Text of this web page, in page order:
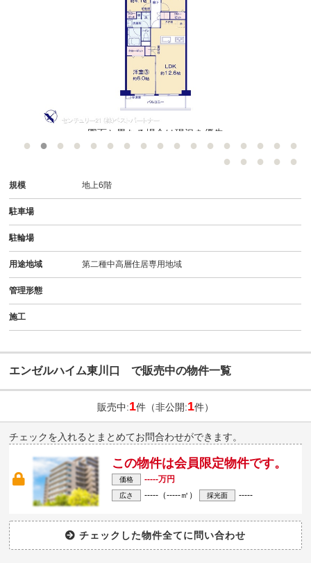
図面と異なる場合は現況を優先
規模 地上6階
駐車場
駐輪場
用途地域 第二種中高層住居専用地域
管理形態
施工
エンゼルハイム東川口 で販売中の物件一覧
販売中:1件（非公開:1件）
チェックを入れるとまとめてお問合わせができます。
この物件は会員限定物件です。
価格 -----万円
広さ -----（-----㎡） 採光面 -----